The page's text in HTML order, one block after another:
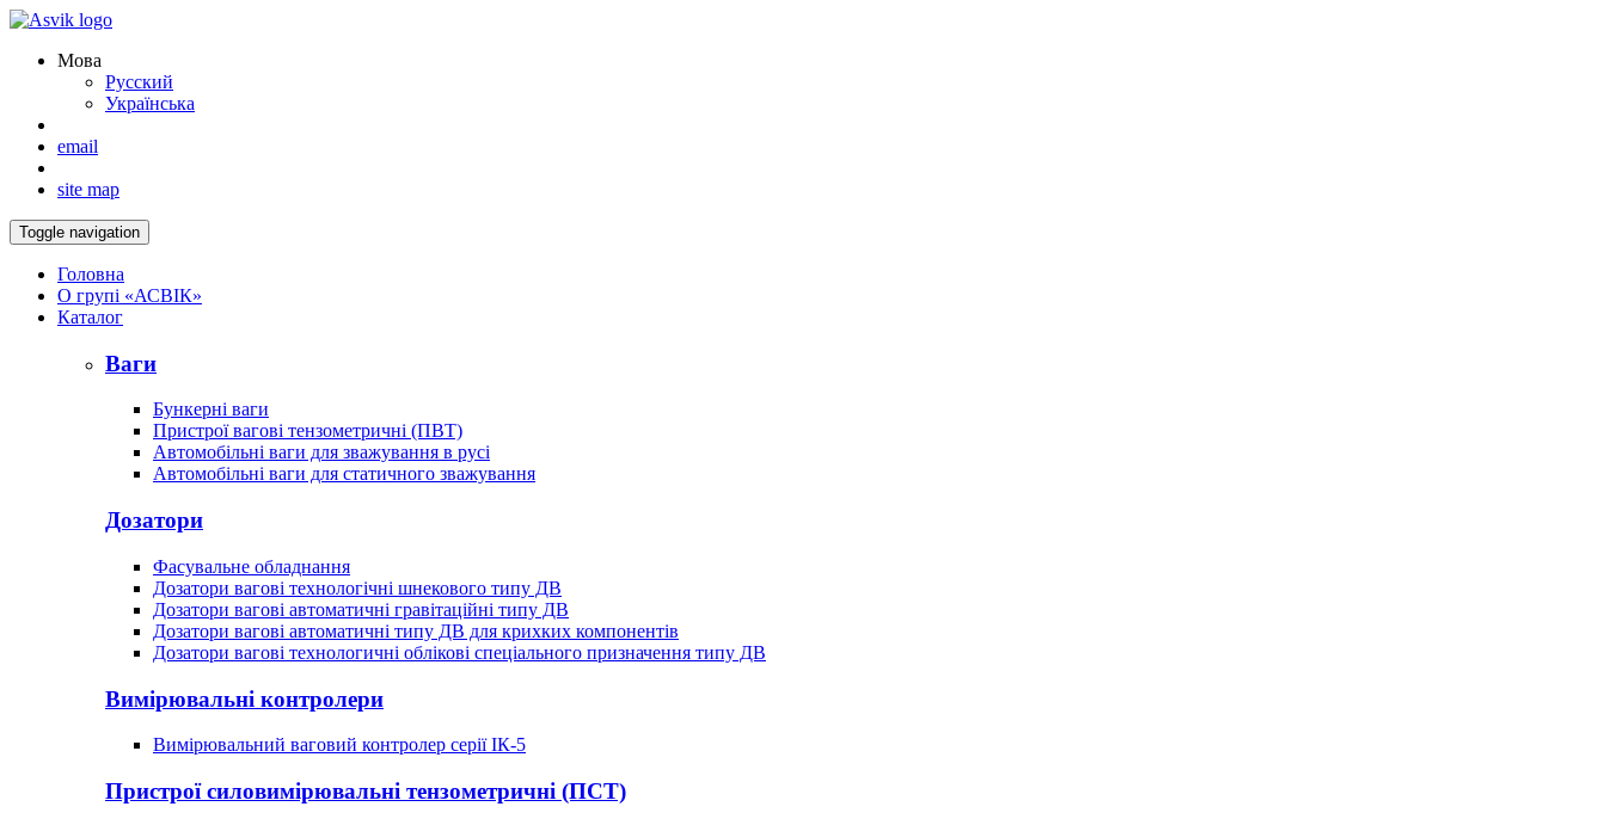
Мова
Русский
Українська
email
site map
Toggle navigation
Головна
О групі «АСВІК»
Каталог
Ваги
Бункерні ваги
Пристрої вагові тензометричні (ПВТ)
Автомобільні ваги для зважування в русі
Автомобільні ваги для статичного зважування
Дозатори
Фасувальне обладнання
Дозатори вагові технологічні шнекового типу ДВ
Дозатори вагові автоматичні гравітаційні типу ДВ
Дозатори вагові автоматичні типу ДВ для крихких компонентів
Дозатори вагові технологичні облікові спеціального призначення типу ДВ
Вимірювальні контролери
Вимірювальний ваговий контролер серії ІК-5
Пристрої силовимірювальні тензометричні (ПСТ)